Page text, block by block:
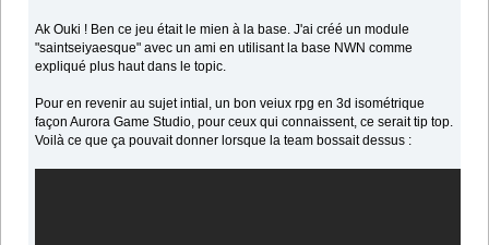
Ak Ouki ! Ben ce jeu était le mien à la base. J'ai créé un module
"saintseiyaesque" avec un ami en utilisant la base NWN comme
expliqué plus haut dans le topic.
Pour en revenir au sujet intial, un bon veiux rpg en 3d isométrique
façon Aurora Game Studio, pour ceux qui connaissent, ce serait tip top.
Voilà ce que ça pouvait donner lorsque la team bossait dessus :